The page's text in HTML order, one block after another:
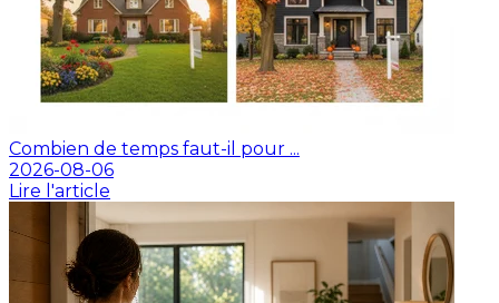
Combien de temps faut-il pour ...
2026-08-06
Lire l'article